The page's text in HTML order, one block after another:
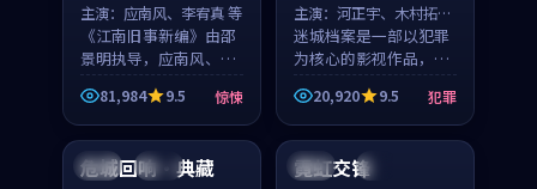
主演： 应南风、李宥真 等
《江南旧事新编》由邵
景明执导，应南风、李
宥真领衔主演，是一部
2018年上映的日本惊悚
综艺。影片以邻里温情
为切入，呈现一段从初
遇到告别都浸着真实
81,984 9.5 惊悚
主演： 河正宇、木村拓哉
等
迷城档案是一部以犯罪
为核心的影视作品，围
绕危机、反转与人物成
长展开，整体节奏紧
凑，值得推荐观看。
20,920 9.5 犯罪
泰国 杜比
危城回响·典藏 日本 4K
霓虹交锋